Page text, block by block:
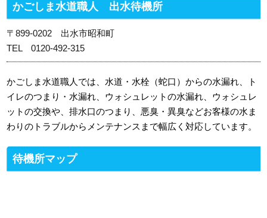
かごしま水道職人 出水待機所
〒899-0202 出水市昭和町
TEL 0120-492-315
かごしま水道職人では、水道・水栓（蛇口）からの水漏れ、ト
イレのつまり・水漏れ、ウォシュレットの水漏れ、ウォシュレ
ットの交換や、排水口のつまり、悪臭・異臭などお客様の水ま
わりのトラブルからメンテナンスまで幅広く対応しています。
待機所マップ